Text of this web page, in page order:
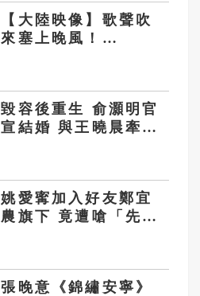
【大陸映像】歌聲吹
來塞上晚風！
毀容後重生 俞灝明官
宣結婚 與王曉晨牽手
姚愛寗加入好友鄭宜
農旗下 竟遭嗆「先絕
張晚意《錦繡安寧》